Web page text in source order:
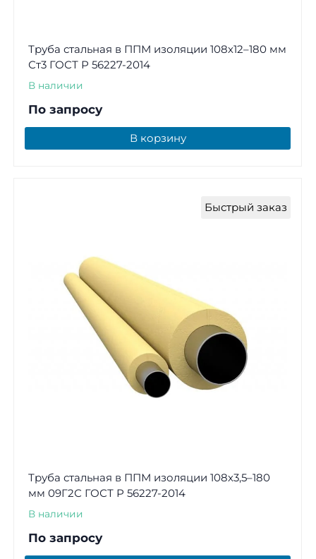
Труба стальная в ППМ изоляции 108х12–180 мм
Ст3 ГОСТ Р 56227-2014
В наличии
По запросу
В корзину
Быстрый заказ
Труба стальная в ППМ изоляции 108х3,5–180
мм 09Г2С ГОСТ Р 56227-2014
В наличии
По запросу